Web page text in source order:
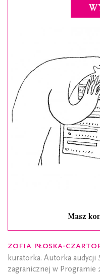
Masz
Zofia Płoska-
kuratorka. Autorka audycji
zagranicznej w Programie